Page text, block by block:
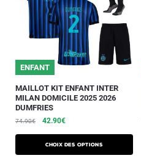
ENFANT
MAILLOT KIT ENFANT INTER
MILAN DOMICILE 2025 2026
DUMFRIES
74.90€ 42.90€
Choix des options